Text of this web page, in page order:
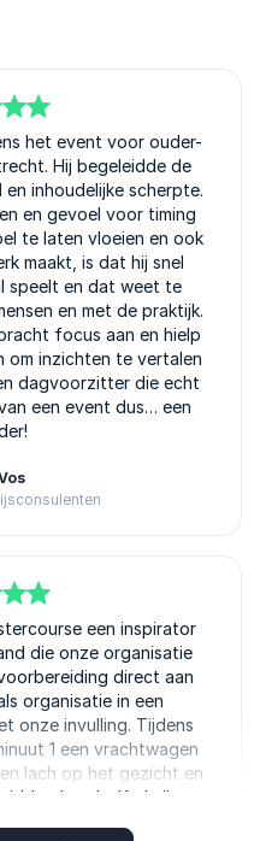
het event voor ouder-
Hij begeleidde de
inhoudelijke scherpte.
en gevoel voor timing
te laten vloeien en ook
maakt, is dat hij snel
speelt en dat weet te
en met de praktijk.
focus aan en hielp
om inzichten te vertalen
dagvoorzitter die echt
een event dus… een
een inspirator
die onze organisatie
direct aan
organisatie in een
onze invulling. Tijdens
1 een vrachtwagen
lach op het gezicht en
bracht Karl zijn